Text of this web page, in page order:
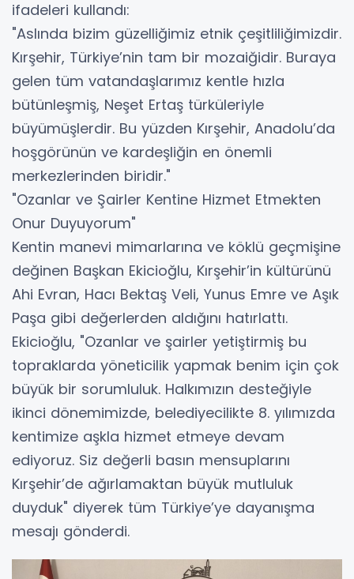
ifadeleri kullandı:
​"Aslında bizim güzelliğimiz etnik çeşitliliğimizdir.
Kırşehir, Türkiye’nin tam bir mozaiğidir. Buraya
gelen tüm vatandaşlarımız kentle hızla
bütünleşmiş, Neşet Ertaş türküleriyle
büyümüşlerdir. Bu yüzden Kırşehir, Anadolu’da
hoşgörünün ve kardeşliğin en önemli
merkezlerinden biridir."
​"Ozanlar ve Şairler Kentine Hizmet Etmekten
Onur Duyuyorum"
​Kentin manevi mimarlarına ve köklü geçmişine
değinen Başkan Ekicioğlu, Kırşehir’in kültürünü
Ahi Evran, Hacı Bektaş Veli, Yunus Emre ve Aşık
Paşa gibi değerlerden aldığını hatırlattı.
Ekicioğlu, "Ozanlar ve şairler yetiştirmiş bu
topraklarda yöneticilik yapmak benim için çok
büyük bir sorumluluk. Halkımızın desteğiyle
ikinci dönemimizde, belediyecilikte 8. yılımızda
kentimize aşkla hizmet etmeye devam
ediyoruz. Siz değerli basın mensuplarını
Kırşehir’de ağırlamaktan büyük mutluluk
duyduk" diyerek tüm Türkiye’ye dayanışma
mesajı gönderdi.